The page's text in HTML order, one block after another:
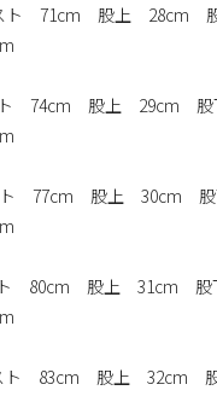
ト 71cm 股上 28cm
74cm 股上 29cm
77cm 股上 30cm
80cm 股上 31cm
ト 83cm 股上 32cm